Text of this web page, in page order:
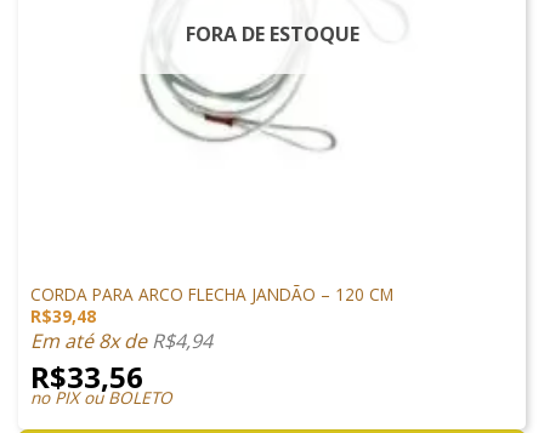
FORA DE ESTOQUE
CORDA PARA ARCO FLECHA JANDÃO – 120 CM
R$39,48
Em até 8x deR$4,94
R$33,56
no PIX ou BOLETO